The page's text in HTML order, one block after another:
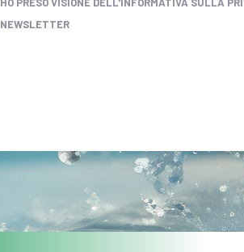
NEWSLETTER